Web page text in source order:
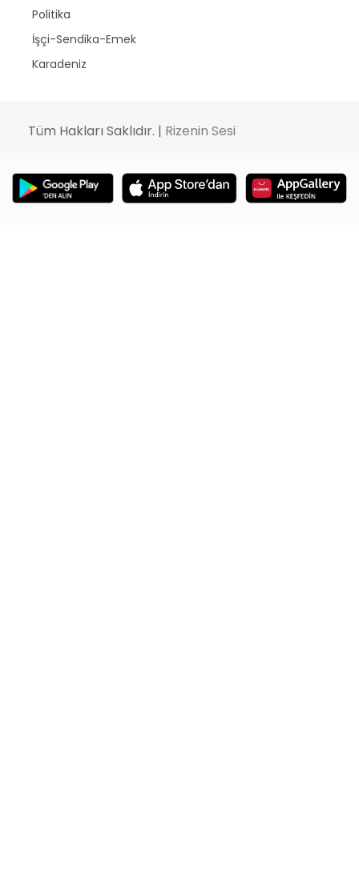
Politika
İşçi-Sendika-Emek
Karadeniz
Tüm Hakları Saklıdır. | Rizenin Sesi